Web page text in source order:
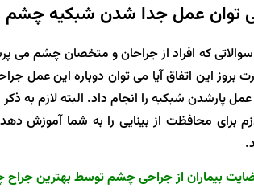
توان عمل جدا شدن شبکیه چشم
سوالاتی که افراد از جراحان و متخصان چشم می
بروز این اتفاق آیا می توان دوباره این عمل
پارشدن شبکیه را انجام داد. البته لازم به
برای محافظت از بینایی را به شما آموزش
بیماران از جراحی چشم توسط بهترین جراح